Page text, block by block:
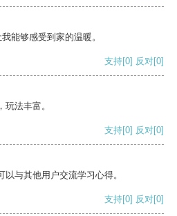
能够感受到家的温暖。
支持[0] 反对[0]
法丰富。
支持[0] 反对[0]
与其他用户交流学习心得。
支持[0] 反对[0]